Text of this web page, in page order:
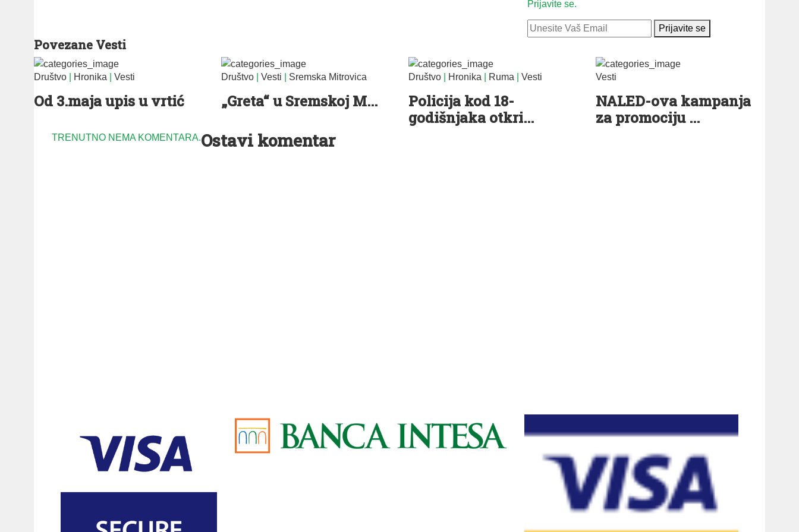
Prijavite se.
Prijavite se
Povezane Vesti
Društvo Hronika Vesti
Od 3.maja upis u vrtić
Društvo Vesti Sremska Mitrovica
„Greta“ u Sremskoj M...
Društvo Hronika Ruma Vesti
Policija kod 18-
godišnjaka otkri...
Vesti
NALED-ova kampanja
za promociju ...
TRENUTNO NEMA KOMENTARA.Ostavi komentar